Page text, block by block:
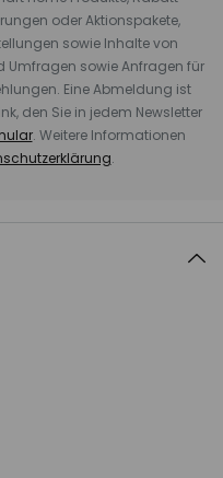
oder Aktionspakete,
sowie Inhalte von
sowie Anfragen für
Eine Abmeldung ist
den Sie in jedem Newsletter
. Weitere Informationen
.